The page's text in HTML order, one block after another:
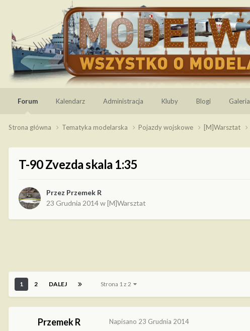
Forum Kalendarz Administracja Kluby Blogi Galeria
Strona główna Tematyka modelarska Pojazdy wojskowe [M]Warsztat
T-90 Zvezda skala 1:35
Przez Przemek R
23 Grudnia 2014w[M]Warsztat
1 2 DALEJ Strona 1 z 2
Przemek R Napisano 23 Grudnia 2014